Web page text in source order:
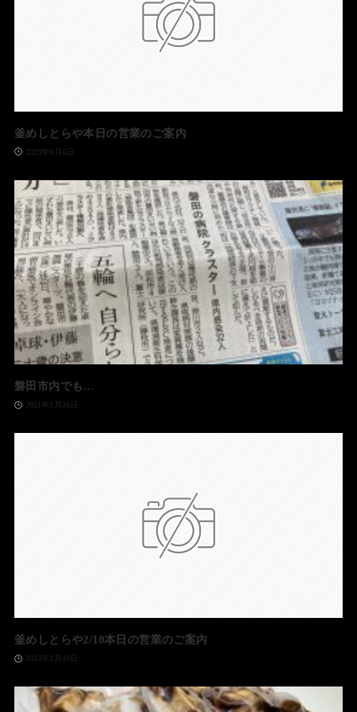
釜めしとらや本日の営業のご案内
2023年8月6日
磐田市内でも…
2021年1月26日
釜めしとらや2/10本日の営業のご案内
2023年2月10日